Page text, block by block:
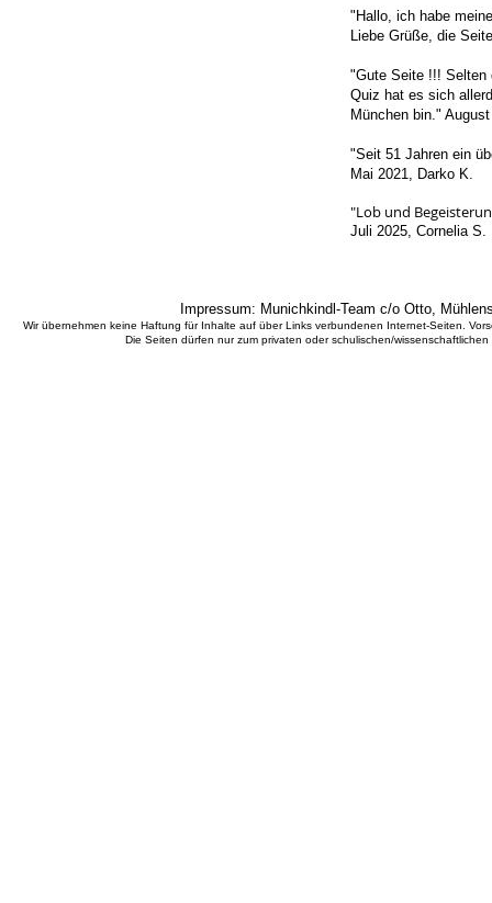
"Hallo, ich habe
Liebe Grüße, die
"Gute Seite !!! Selten
Quiz hat es sich
München bin."
"Seit 51 Jahren ein
Mai 2021, Darko K.
"Lob und
Juli 2025, Cornelia S.​
Impressum: Munichkindl-Team c/o Otto,
Wir übernehmen keine Haftung für Inhalte auf über Links verbundenen Internet-Seiten.
Die Seiten dürfen nur zum privaten oder schulischen/